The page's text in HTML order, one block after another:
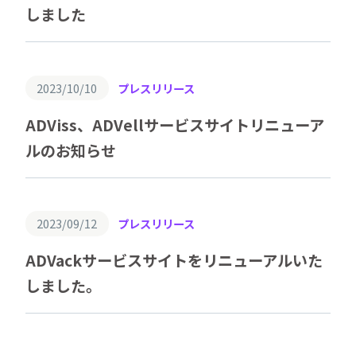
しました
2023/10/10 プレスリリース
ADViss、ADVellサービスサイトリニューア
ルのお知らせ
2023/09/12 プレスリリース
ADVackサービスサイトをリニューアルいた
しました。